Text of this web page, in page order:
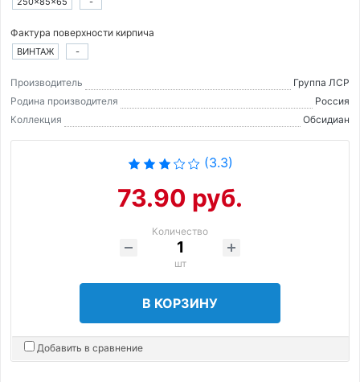
Фактура поверхности кирпича
ВИНТАЖ -
Производитель
Группа ЛСР
Родина производителя
Россия
Коллекция
Обсидиан
(3.3)
73.90 руб.
Количество
шт
В КОРЗИНУ
Добавить в сравнение